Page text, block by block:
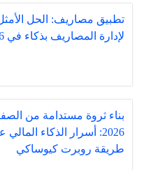
تطبيق مصاريف: الحل
لإدارة المصاريف بذكاء في 2026
بناء ثروة مستدامة من
2026: أسرار الذكاء المالي
طريقة روبرت كيوساكي